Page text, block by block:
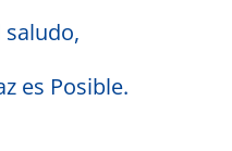
es Posible.